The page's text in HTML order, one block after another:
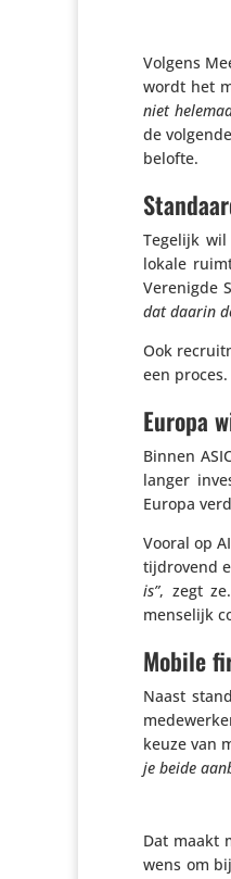
Volgens
wordt het
niet
de
belofte.
Tegelijk
lokale
Verenigde
dat daarin
Ook
een
Europa
Binnen
langer
Europa
Vooral op
tijd­ro­vend
is”, zegt ze.
menselijk
Mobile
Naast
keuze van
je beide
Dat maakt
wens om